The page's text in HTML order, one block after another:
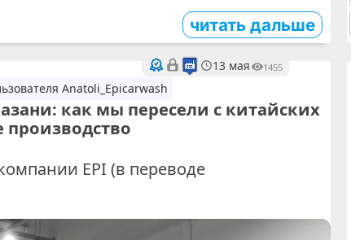
читать дальше
13 мая 1455
Anatoli_Epicarwash
как мы пересели с китайских
производство
ЕРІ (в переводе